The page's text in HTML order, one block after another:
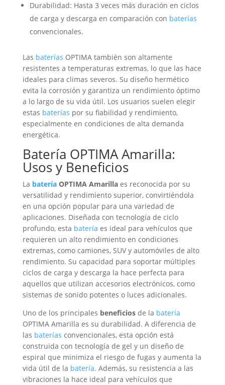
Durabilidad: Hasta 3 veces más duración en ciclos
de carga y descarga en comparación con baterías
convencionales.
Las baterías OPTIMA también son altamente
resistentes a temperaturas extremas, lo que las hace
ideales para climas severos. Su diseño hermético
evita la corrosión y garantiza un rendimiento óptimo
a lo largo de su vida útil. Los usuarios suelen elegir
estas baterías por su fiabilidad y rendimiento,
especialmente en condiciones de alta demanda
energética.
Batería OPTIMA Amarilla:
Usos y Beneficios
La bateríaOPTIMA Amarillaes reconocida por su
versatilidad y rendimiento superior, convirtiéndola
en una opción popular para una variedad de
aplicaciones. Diseñada con tecnología de ciclo
profundo, esta batería es ideal para vehículos que
requieren un alto rendimiento en condiciones
extremas, como camiones, SUV y automóviles de alto
rendimiento. Su capacidad para soportar múltiples
ciclos de carga y descarga la hace perfecta para
aquellos que utilizan accesorios electrónicos, como
sistemas de sonido potentes o luces adicionales.
Uno de los principales beneficiosde la batería
OPTIMA Amarilla es su durabilidad. A diferencia de
las baterías convencionales, esta opción está
construida con tecnología de gel y un diseño de
espiral que minimiza el riesgo de fugas y aumenta la
vida útil de la batería. Además, su resistencia a las
vibraciones la hace ideal para vehículos que